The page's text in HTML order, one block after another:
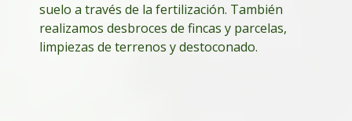
suelo a través de la fertilización. También
realizamos desbroces de fincas y parcelas,
limpiezas de terrenos y destoconado.